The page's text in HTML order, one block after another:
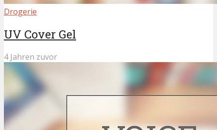
Drogerie
UV Cover Gel
4 Jahren zuvor